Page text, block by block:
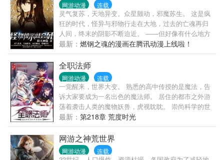
网游动漫 连载
灵气复苏，天地异变。众星颤动，邪魔苏生。 这是疯
狂的时代，怪异与邪物行走在大地，过去的亡魂再归
人间，终末的阴影不断迫近。 ——但好像有什么地方
不太一样？ “要杀就杀，要剐就剐……你不要过来
啊！！！！” “昼哥，别打了，再打这邪魔就死了！”“昼
哥，算了算了，放过它们吧，太惨了……” 苏昼：“不
能算！” ===普通书友群：429408755=== 怪物，指的
是从观察者角度看来怪异的事物。可以是各种特殊的
超凡自然生物亦或是非生物，甚至是一些思想和性情
古怪的人类。 怪物并没有公认的解释，大多都是描述
者单方面的叙述，不过不管怎么说，绝大部分怪物都
无法交流，无法分类，很难杀死，甚至具备对通常人
来说的不死之身。 当然，就和绝大部分人所知道的一
句废话，‘人被杀，就会死’，一样。 怪物被杀，也会
死。 有460钢之魂》，可收藏。
最新： 燃钢之魂的漫画在腾讯动漫上线啦！
全职法师
网游动漫 连载
一觉醒来，世界大变。 熟悉的高中传授的是魔法，告
诉大家要成为一名出色的魔法师。 居住的都市之外游
荡着袭击人类的魔物妖兽，虎视眈眈。 崇尚科学的世
界变成了崇尚魔法，偏偏有着一样以学渣看待自己的
老师，一样目光异样的同学，一样社会底层挣扎的爸
爸，一样纯美却不能走路的非血缘妹妹…… 不过，莫
凡发现绝大多数人都只能够主修一系魔法，自己却是
全系全能法师！
最新： 第218章 荒度时光
网游之神荒世界
网游动漫 连载